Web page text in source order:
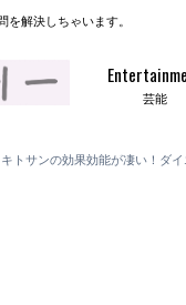
を解決しちゃいます。
芸能
キトサンの効果効能が凄い！ダ